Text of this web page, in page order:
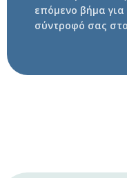
επόμενο βήμα για
σύντροφό σας